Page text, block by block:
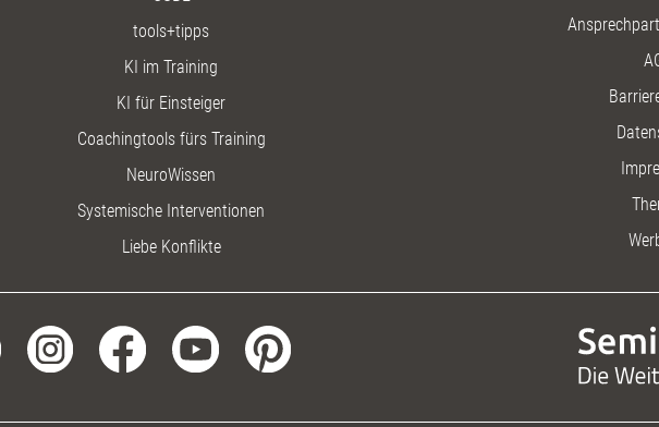
tools+tipps
KI im Training
KI für Einsteiger
Coachingtools fürs Training
NeuroWissen
Systemische Interventionen
Liebe Konflikte